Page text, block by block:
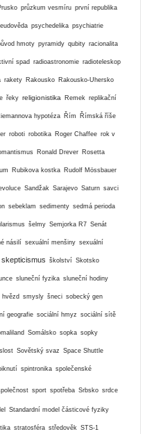
průzkum vesmíru první republika
psychedelika psychiatrie
hmoty pyramidy qubity racionalita
spad radioastronomie radioteleskop
rakety Rakousko Rakousko-Uhersko
řeky religionistika Remek replikační
hypotéza Řím Římská říše
roboti robotika Roger Chaffee rok v
Ronald Drever Rosetta
Rubikova kostka Rudolf Mössbauer
Sandžak Sarajevo Saturn savci
sebeklam sedimenty sedmá perioda
šelmy Semjorka R7 Senát
násilí sexuální menšiny sexuální
skepticismus školství Skotsko
sluneční fyzika sluneční hodiny
hvězd smysly šneci sobecký gen
geografie sociální hmyz sociální sítě
Somálsko sopka sopky
Sovětský svaz Space Shuttle
spintronika společenské
sport spotřeba Srbsko srdce
Standardní model částicové fyziky
stratosféra středověk STS-1